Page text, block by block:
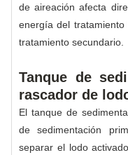
de aireación afecta
energía del
tratamiento secundario.
Tanque de
rascador de
El tanque de
de sedimentación
separar el lodo